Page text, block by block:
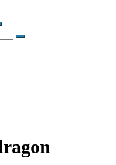
Поиск